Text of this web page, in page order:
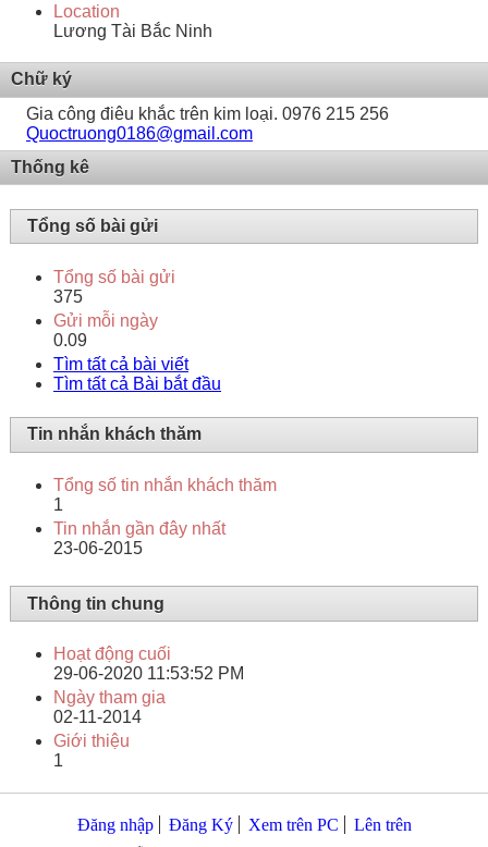
Location
Lương Tài Bắc Ninh
Chữ ký
Gia công điêu khắc trên kim loại. 0976 215 256
Quoctruong0186@gmail.com
Thống kê
Tổng số bài gửi
Tổng số bài gửi
375
Gửi mỗi ngày
0.09
Tìm tất cả bài viết
Tìm tất cả Bài bắt đầu
Tin nhắn khách thăm
Tổng số tin nhắn khách thăm
1
Tin nhắn gần đây nhất
23-06-2015
Thông tin chung
Hoạt động cuối
29-06-2020 11:53:52 PM
Ngày tham gia
02-11-2014
Giới thiệu
1
Đăng nhập Đăng Ký Xem trên PC Lên trên